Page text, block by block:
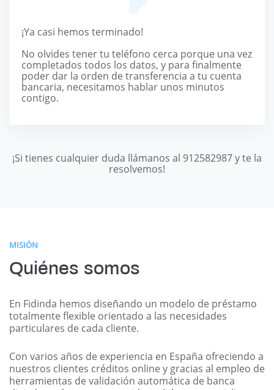
¡Ya casi hemos terminado!
No olvides tener tu teléfono cerca porque una vez
completados todos los datos, y para finalmente
poder dar la orden de transferencia a tu cuenta
bancaria, necesitamos hablar unos minutos
contigo.
¡Si tienes cualquier duda llámanos al 912582987 y te la
resolvemos!
MISIÓN
Quiénes somos
En Fidinda hemos diseñando un modelo de préstamo
totalmente flexible orientado a las necesidades
particulares de cada cliente.
Con varios años de experiencia en España ofreciendo a
nuestros clientes créditos online y gracias al empleo de
herramientas de validación automática de banca